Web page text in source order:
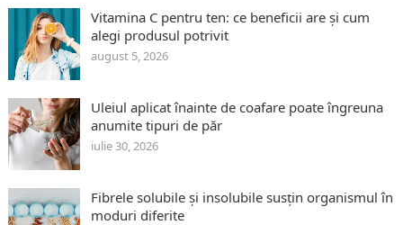
Vitamina C pentru ten: ce beneficii are și cum
alegi produsul potrivit
august 5, 2026
Uleiul aplicat înainte de coafare poate îngreuna
anumite tipuri de păr
iulie 30, 2026
Fibrele solubile și insolubile susțin organismul în
moduri diferite